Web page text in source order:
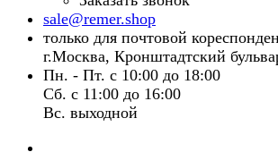
sale@remer.shop
только для почтовой
г.Москва, Кронштадтский
Пн. - Пт. с 10:00 до 18:00
Сб. с 11:00 до 16:00
Вс. выходной